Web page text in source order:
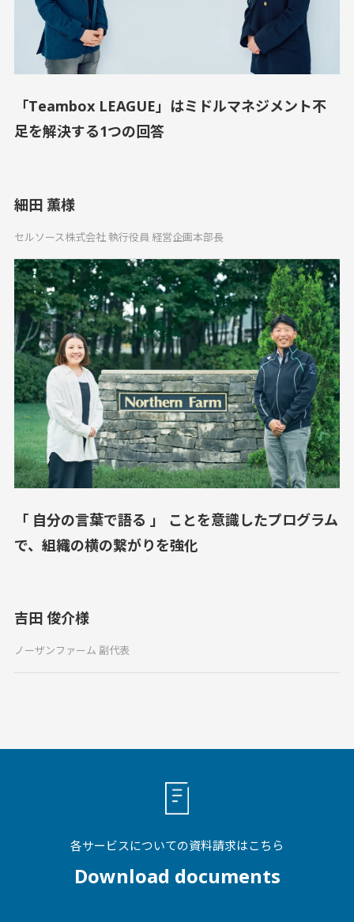
「Teambox LEAGUE」はミドルマネジメント不
足を解決する1つの回答
細田 薫様
セルソース株式会社 執行役員 経営企画本部長
「 自分の言葉で語る 」 ことを意識したプログラム
で、組織の横の繋がりを強化
吉田 俊介様
ノーザンファーム 副代表
各サービスについての資料請求はこちら
Download documents